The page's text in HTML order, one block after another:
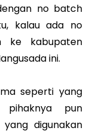
no batch
kalau ada no
ke kabupaten
ini.
seperti yang
pihaknya pun
digunakan